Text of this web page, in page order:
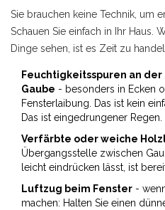
Sie brauchen keine Technik, um
Schauen Sie einfach in Ihr Haus.
Dinge sehen, ist es Zeit zu
Feuchtigkeitsspuren an
Gaube - besonders in Ecken
Fensterlaibung. Das ist kein
Das ist eingedrungener Regen.
Verfärbte oder weiche
Übergangsstelle zwischen
leicht eindrücken lässt, ist
Luftzug beim Fenster -
machen: Halten Sie einen